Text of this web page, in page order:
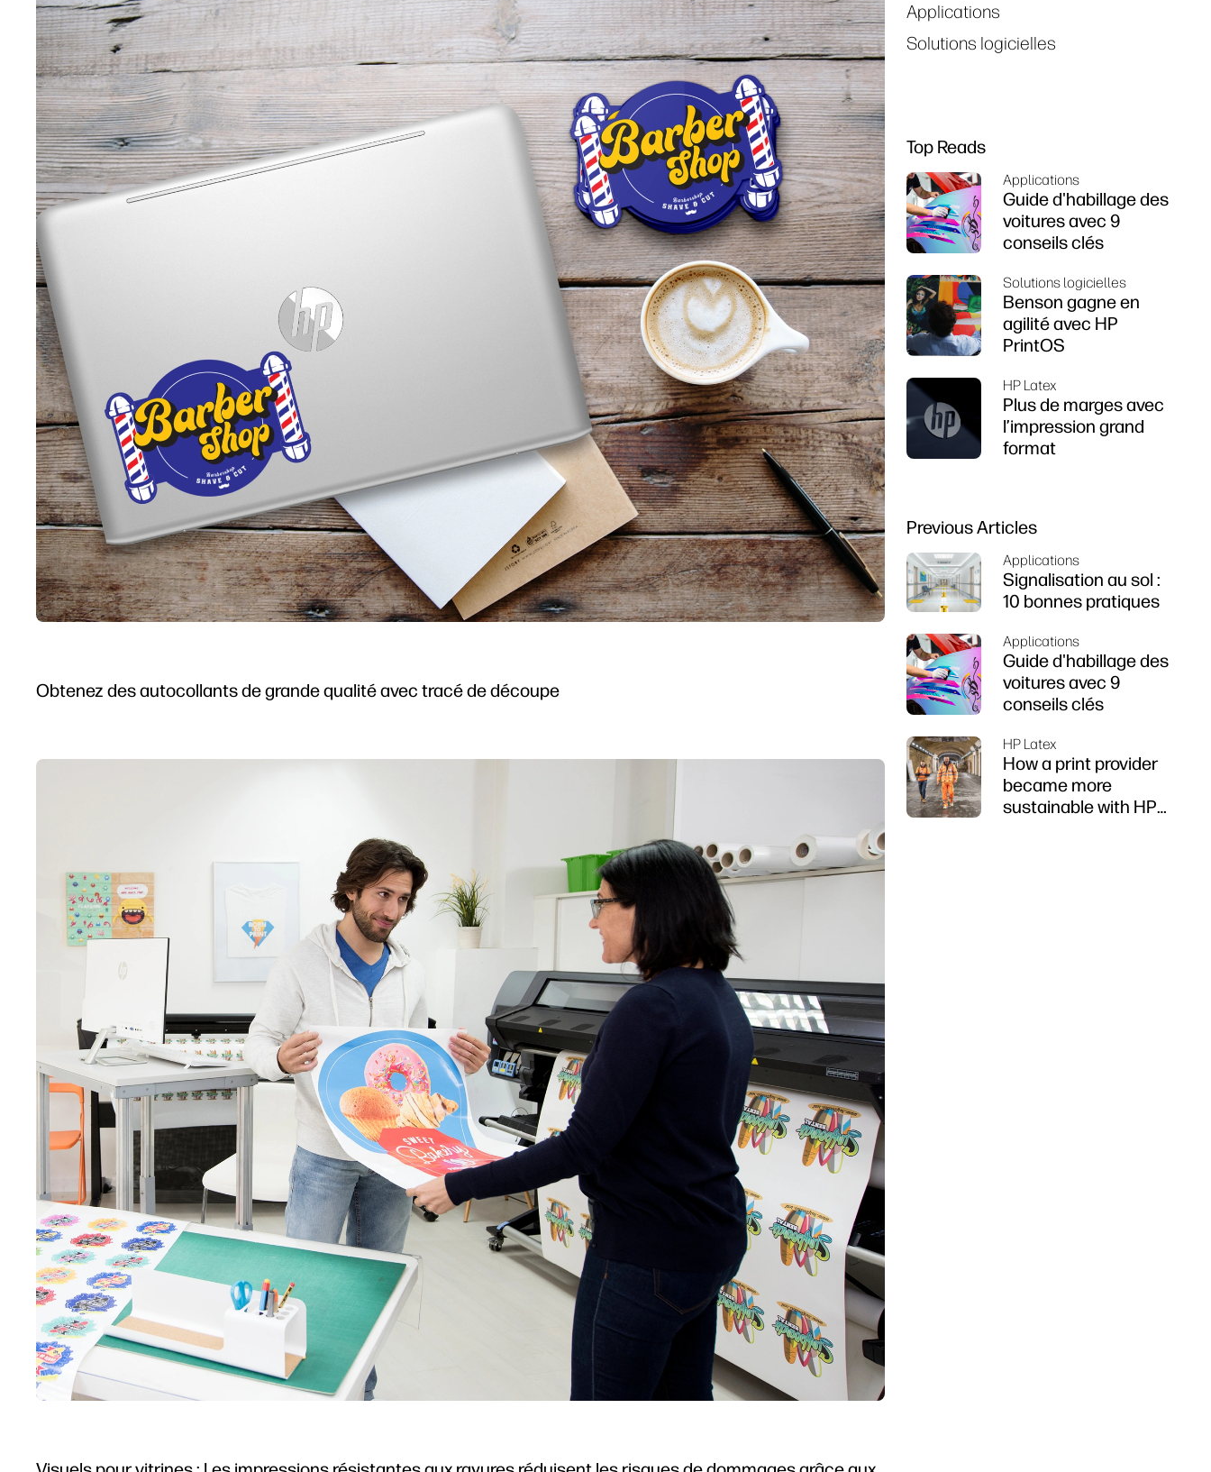
Obtenez des autocollants de grande qualité avec tracé de découpe
Applications
Solutions logicielles
Top Reads
Applications
Guide d'habillage des
voitures avec 9
conseils clés
Solutions logicielles
Benson gagne en
agilité avec HP
PrintOS
HP Latex
Plus de marges avec
l’impression grand
format
Previous Articles
Applications
Signalisation au sol :
10 bonnes pratiques
Applications
Guide d'habillage des
voitures avec 9
conseils clés
HP Latex
How a print provider
became more
sustainable with HP